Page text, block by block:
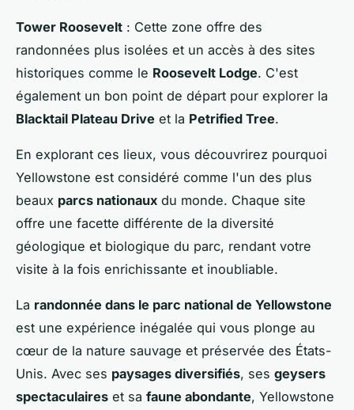
Tower Roosevelt : Cette zone offre des
randonnées plus isolées et un accès à des sites
historiques comme le Roosevelt Lodge. C'est
également un bon point de départ pour explorer la
Blacktail Plateau Drive et la Petrified Tree.
En explorant ces lieux, vous découvrirez pourquoi
Yellowstone est considéré comme l'un des plus
beaux parcs nationaux du monde. Chaque site
offre une facette différente de la diversité
géologique et biologique du parc, rendant votre
visite à la fois enrichissante et inoubliable.
La randonnée dans le parc national de Yellowstone
est une expérience inégalée qui vous plonge au
cœur de la nature sauvage et préservée des États-
Unis. Avec ses paysages diversifiés, ses geysers
spectaculaires et sa faune abondante, Yellowstone